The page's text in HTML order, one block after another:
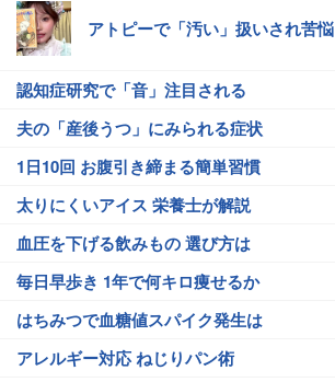
アトピーで「汚い」扱いされ苦悩
認知症研究で「音」注目される
夫の「産後うつ」にみられる症状
1日10回 お腹引き締まる簡単習慣
太りにくいアイス 栄養士が解説
血圧を下げる飲みもの 選び方は
毎日早歩き 1年で何キロ痩せるか
はちみつで血糖値スパイク発生は
アレルギー対応 ねじりパン術